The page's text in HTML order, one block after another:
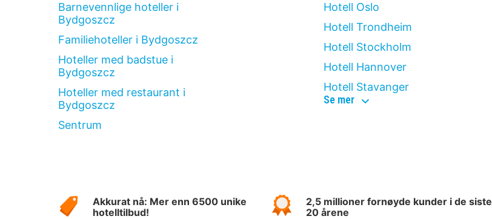
Barnevennlige hoteller i
Bydgoszcz
Familiehoteller i Bydgoszcz
Hoteller med badstue i
Bydgoszcz
Hoteller med restaurant i
Bydgoszcz
Sentrum
Hotell Oslo
Hotell Trondheim
Hotell Stockholm
Hotell Hannover
Hotell Stavanger
Se mertop
Akkurat nå: Mer enn 6500 unike
hotelltilbud!
2,5 millioner fornøyde kunder i de siste
20 årene